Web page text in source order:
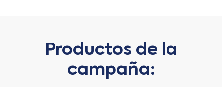
Productos de la
campaña: